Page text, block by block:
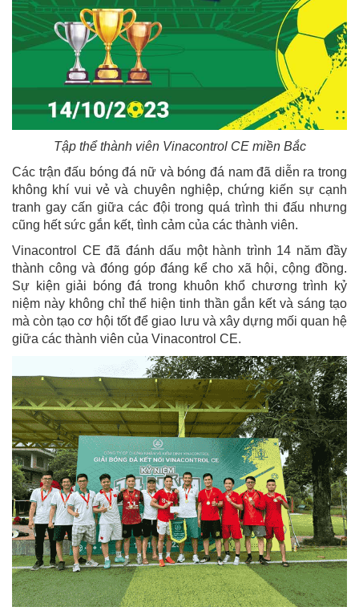
Tập thể thành viên Vinacontrol CE miền Bắc
Các trận đấu bóng đá nữ và bóng đá nam đã diễn ra trong
không khí vui vẻ và chuyên nghiệp, chứng kiến sự cạnh
tranh gay cấn giữa các đội trong quá trình thi đấu nhưng
cũng hết sức gắn kết, tình cảm của các thành viên.
Vinacontrol CE đã đánh dấu một hành trình 14 năm đầy
thành công và đóng góp đáng kể cho xã hội, cộng đồng.
Sự kiện giải bóng đá trong khuôn khổ chương trình kỷ
niệm này không chỉ thể hiện tinh thần gắn kết và sáng tạo
mà còn tạo cơ hội tốt để giao lưu và xây dựng mối quan hệ
giữa các thành viên của Vinacontrol CE.